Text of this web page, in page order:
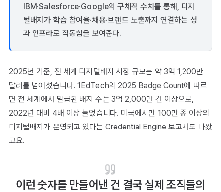
IBM·Salesforce·Google의 구체적 수치를 통해, 디지
털배지가 학습 참여율·채용·브랜드 노출까지 연결하는 성
과 인프라로 작동함을 보여준다.
2025년 기준, 전 세계 디지털배지 시장 규모는 약 3억 1,200만
달러를 넘어섰습니다. 1EdTech의 2025 Badge Count에 따르
면 전 세계에서 발급된 배지 수는 3억 2,000만 건 이상으로,
2022년 대비 4배 이상 늘었습니다. 미국에서만 100만 종 이상의
디지털배지가 운영되고 있다는 Credential Engine 보고서도 나왔
고요.
이런 숫자를 만들어낸 건 결국 실제 조직들의